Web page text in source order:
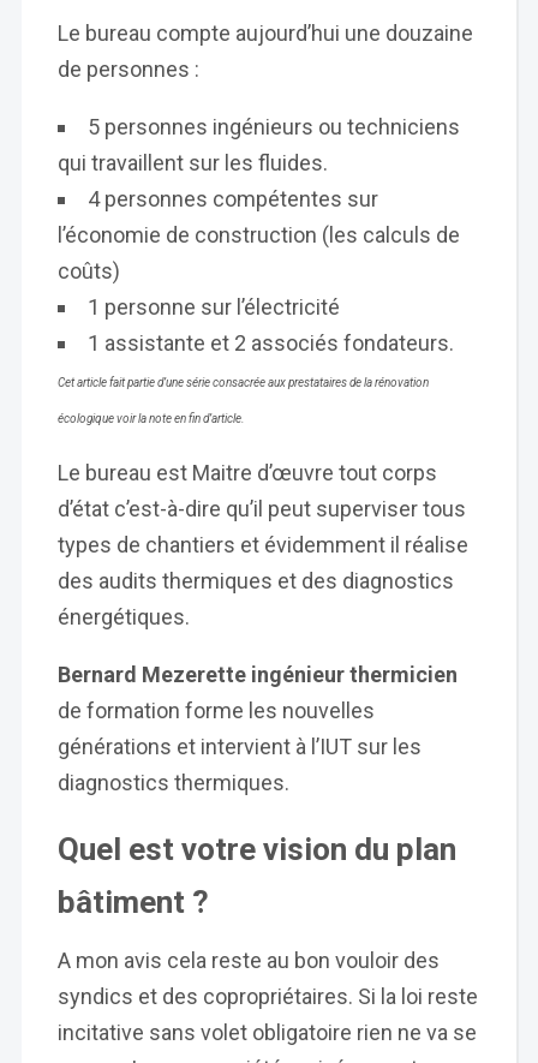
Le bureau compte aujourd’hui une douzaine
de personnes :
5 personnes ingénieurs ou techniciens
qui travaillent sur les fluides.
4 personnes compétentes sur
l’économie de construction (les calculs de
coûts)
1 personne sur l’électricité
1 assistante et 2 associés fondateurs.
Cet article fait partie d’une série consacrée aux prestataires de la rénovation
écologique voir la note en fin d’article.
Le bureau est Maitre d’œuvre tout corps
d’état c’est-à-dire qu’il peut superviser tous
types de chantiers et évidemment il réalise
des audits thermiques et des diagnostics
énergétiques.
Bernard Mezerette ingénieur thermicien
de formation forme les nouvelles
générations et intervient à l’IUT sur les
diagnostics thermiques.
Quel est votre vision du plan
bâtiment ?
A mon avis cela reste au bon vouloir des
syndics et des copropriétaires. Si la loi reste
incitative sans volet obligatoire rien ne va se